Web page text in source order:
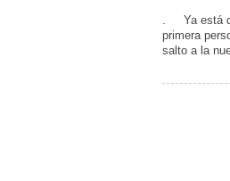
. Ya está
primera
salto a la